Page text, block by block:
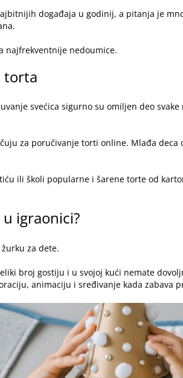
događaja u godinij, a pitanja je
najfrekventnije nedoumice.
torta
svećica sigurno su omiljen deo
za poručivanje torti online. Mlađa deca
ili školi popularne i šarene torte od
igraonici?
za dete.
broj gostiju i u svojoj kući nemate
animaciju i sređivanje kada zabava